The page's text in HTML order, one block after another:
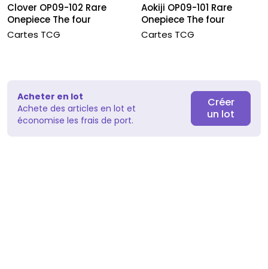
Clover OP09-102 Rare
Onepiece The four
emperors -...
Cartes TCG
Aokiji OP09-101 Rare
Onepiece The four
emperors -...
Cartes TCG
Acheter en lot
Achete des articles en lot et
économise les frais de port.
Créer
un lot